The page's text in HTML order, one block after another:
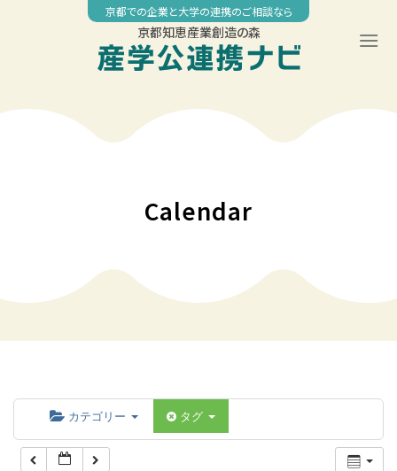
京都での企業と大学の連携のご相談なら
京都知恵産業創造の森
Calendar
カテゴリー タグ
04:00
07:00